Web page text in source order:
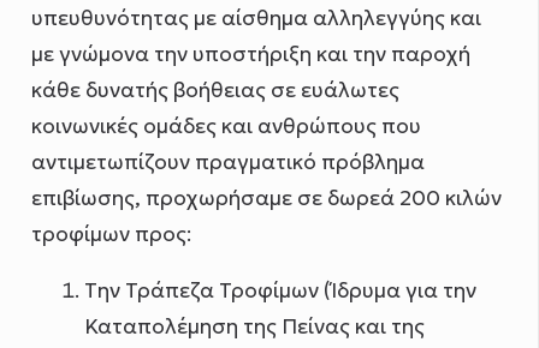
υπευθυνότητας με αίσθημα αλληλεγγύης και
με γνώμονα την υποστήριξη και την παροχή
κάθε δυνατής βοήθειας σε ευάλωτες
κοινωνικές ομάδες και ανθρώπους που
αντιμετωπίζουν πραγματικό πρόβλημα
επιβίωσης, προχωρήσαμε σε δωρεά 200 κιλών
τροφίμων προς:
Tην Τράπεζα Τροφίμων (Ίδρυμα για την
Καταπολέμηση της Πείνας και της